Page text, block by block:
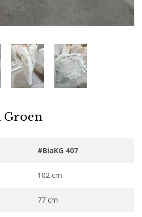
Groen
#BiaKG 407
102 cm
77 cm